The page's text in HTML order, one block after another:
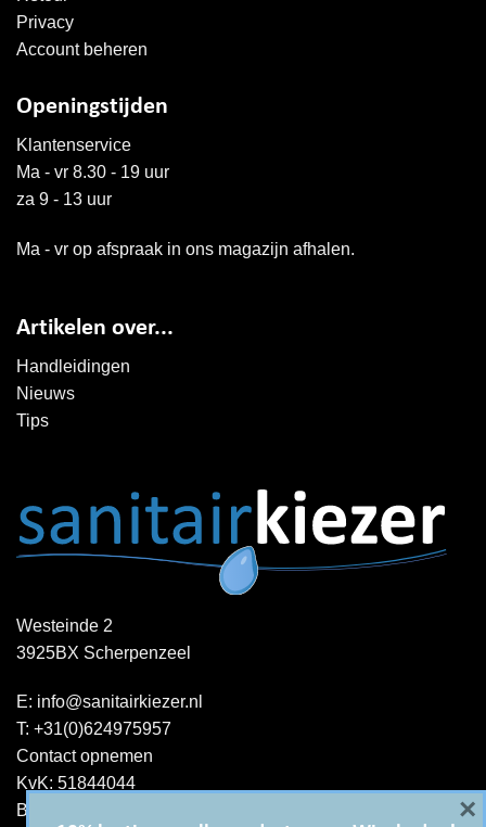
Privacy
Account beheren
Openingstijden
Klantenservice
Ma - vr 8.30 - 19 uur
za 9 - 13 uur
Ma - vr op afspraak in ons magazijn afhalen.
Artikelen over...
Handleidingen
Nieuws
Tips
Westeinde 2
3925BX Scherpenzeel
E: info@sanitairkiezer.nl
T: +31(0)624975957
Contact opnemen
KvK: 51844044
BTW-ID : NL001344060B15
×